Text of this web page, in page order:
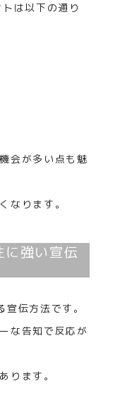
は以下の通り
会が多い点も魅
なります。
強い宣伝
伝方法です。
な告知で反応が
ります。